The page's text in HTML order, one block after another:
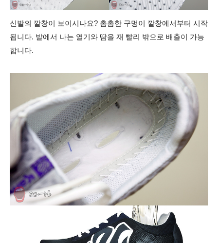
신발의 깔창이 보이시나요? 촘촘한 구멍이 깔창에서부터 시작
됩니다. 발에서 나는 열기와 땀을 재 빨리 밖으로 배출이 가능
합니다.